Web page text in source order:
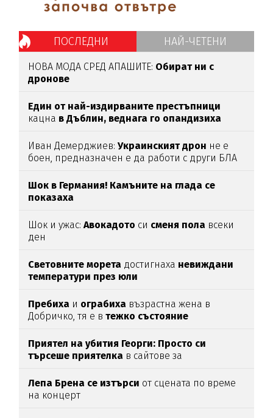
ПОСЛЕДНИ НАЙ-ЧЕТЕНИ
НОВА МОДА СРЕД АПАШИТЕ: Обират ни с
дронове
Един от най-издирваните престъпници
кацна в Дъблин, веднага го опандизиха
Иван Демерджиев:Украинският дрон не е
боен, предназначен е да работи с други БЛА
Шок в Германия! Камъните на глада се
показаха
Шок и ужас:Авокадото си сменя пола всеки
ден
Световните морета достигнаха невиждани
температури през юли
Пребиха и ограбиха възрастна жена в
Добричко, тя е втежко състояние
Приятел на убития Георги: Просто си
търсеше приятелка в сайтове за
Лепа Брена се изтърси от сцената по време
на концерт